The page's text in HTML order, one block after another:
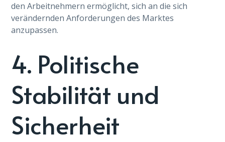
den Arbeitnehmern ermöglicht, sich an die sich
verändernden Anforderungen des Marktes
anzupassen.
4. Politische
Stabilität und
Sicherheit